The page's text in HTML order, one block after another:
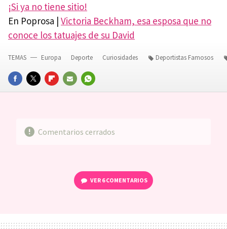
¡Si ya no tiene sitio!
En Poprosa | Victoria Beckham, esa esposa que no
conoce los tatuajes de su David
FACEBOOKTWITTERFLIPBOARD
E-
WHATSAPP
TEMAS Europa Deporte Curiosidades Deportistas Famosos
Comentarios cerrados
VER 6 COMENTARIOS